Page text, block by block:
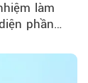
làm
phần